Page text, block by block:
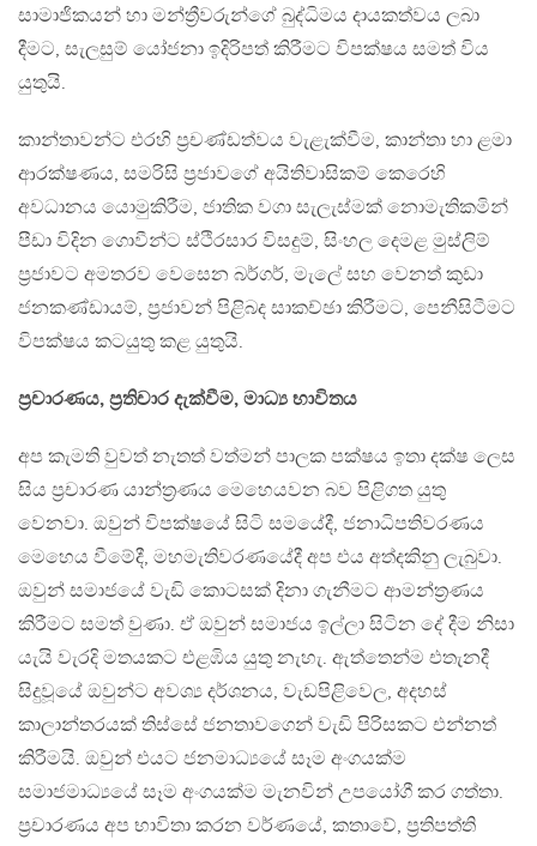
සාමාජිකයන් හා මන්ත්‍රීවරුන්ගේ බුද්ධිමය දායකත්වය ලබා
දීමට, සැලසුම් යෝජනා ඉදිරිපත් කිරීමට විපක්ෂය සමත් විය
යුතුයි.
කාන්තාවන්ට එරහි ප්‍රචණ්ඩත්වය වැළැක්වීම, කාන්තා හා ළමා
ආරක්ෂණය, සමරිසි ප්‍රජාවගේ අයිතිවාසිකම් කෙරෙහි
අවධානය යොමුකිරීම, ජාතික වගා සැලැස්මක් නොමැතිකමින්
පීඩා විදින ගොවීන්ට ස්ථිරසාර විසදුම්, සිංහල දෙමළ මුස්ලිම්
ප්‍රජාවට අමතරව වෙසෙන බර්ගර්, මැලේ සහ වෙනත් කුඩා
ජනකණ්ඩායම්, ප්‍රජාවන් පිළිබද සාකච්ඡා කිරීමට, පෙනීසිටීමට
විපක්ෂය කටයුතු කළ යුතුයි.
ප්‍රචාරණය, ප්‍රතිචාර දැක්වීම, මාධ්‍ය භාවිතය
අප කැමති වුවත් නැතත් වත්මන් පාලක පක්ෂය ඉතා දක්ෂ ලෙස
සිය ප්‍රචාරණ යාන්ත්‍රණය මෙහෙයවන බව පිළිගත යුතු
වෙනවා. ඔවුන් විපක්ෂයේ සිටි සමයේදී, ජනාධිපතිවරණය
මෙහෙය වීමේදී, මහමැතිවරණයේදී අප එය අත්දකිනු ලැබුවා.
ඔවුන් සමාජයේ වැඩි කොටසක් දිනා ගැනීමට ආමන්ත්‍රණය
කිරීමට සමත් වුණා. ඒ ඔවුන් සමාජය ඉල්ලා සිටින දේ දීම නිසා
යැයි වැරදි මතයකට එළඹිය යුතු නැහැ. ඇත්තෙන්ම එතැනදී
සිදුවූයේ ඔවුන්ට අවශ්‍ය දර්ශනය, වැඩපිළිවෙල, අදහස්
කාලාන්තරයක් තිස්සේ ජනතාවගෙන් වැඩි පිරිසකට එන්නත්
කිරීමයි. ඔවුන් එයට ජනමාධ්‍යයේ සෑම අංගයක්ම
සමාජමාධ්‍යයේ සෑම අංගයක්ම මැනවින් උපයෝගී කර ගත්තා.
ප්‍රචාරණය අප භාවිතා කරන වර්ණයේ, කතාවේ, ප්‍රතිපත්ති